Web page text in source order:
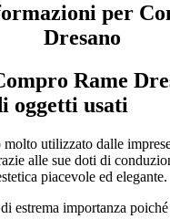
per
Dresano
Rame
oggetti usati
molto utilizzato dalle
alle sue doti di
piacevole ed elegante.
estrema importanza